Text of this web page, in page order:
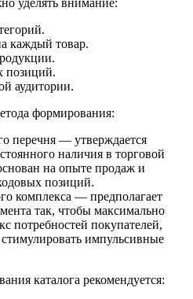
уделять внимание:
каждый товар.
позиций.
аудитории.
формирования:
перечня — утверждается
наличия в торговой
на опыте продаж и
позиций.
комплекса — предполагает
так, чтобы максимально
потребностей покупателей,
импульсивные
каталога рекомендуется: